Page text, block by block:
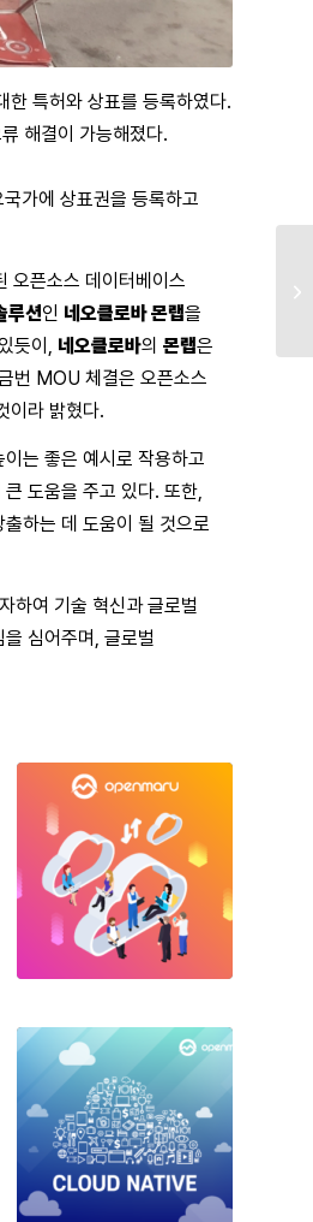
한 특허와 상표를 등록하였다.
해결이 가능해졌다.
가에 상표권을 등록하고
오픈소스 데이터베이스
션인 네오클로바몬랩을
듯이, 네오클로바의 몬랩은
번 MOU 체결은 오픈소스
이라 밝혔다.
는 좋은 예시로 작용하고
도움을 주고 있다. 또한,
하는 데 도움이 될 것으로
하여 기술 혁신과 글로벌
심어주며, 글로벌